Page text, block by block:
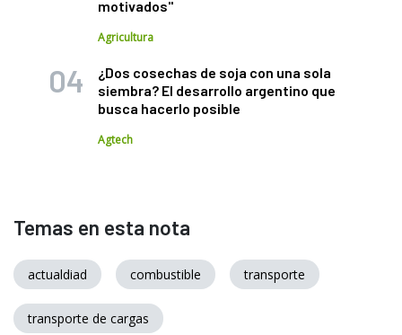
motivados"
Agricultura
¿Dos cosechas de soja con una sola
siembra? El desarrollo argentino que
busca hacerlo posible
Agtech
Temas en esta nota
actualdiad combustible transporte
transporte de cargas